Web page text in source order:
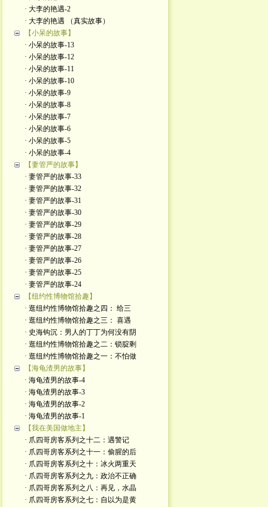
· 大李的艳遇-2
· 大李的艳遇 （真实故事）
【小呆的故事】
· 小呆的故事-13
· 小呆的故事-12
· 小呆的故事-11
· 小呆的故事-10
· 小呆的故事-9
· 小呆的故事-8
· 小呆的故事-7
· 小呆的故事-6
· 小呆的故事-5
· 小呆的故事-4
【妻管严的故事】
· 妻管严的故事-33
· 妻管严的故事-32
· 妻管严的故事-31
· 妻管严的故事-30
· 妻管严的故事-29
· 妻管严的故事-28
· 妻管严的故事-27
· 妻管严的故事-26
· 妻管严的故事-25
· 妻管严的故事-24
【纽约性博物馆拾趣】
· 逛纽约性博物馆拾趣之四： 给三
· 逛纽约性博物馆拾趣之三： 喜遇
· 史海钩沉：男人的丁丁为何没有阴
· 逛纽约性博物馆拾趣之二：锁腚剩
· 逛纽约性博物馆拾趣之一：不怕做
【海龟渣男的故事】
· 海龟渣男的故事-4
· 海龟渣男的故事-3
· 海龟渣男的故事-2
· 海龟渣男的故事-1
【我在美国做地主】
· 爪四哥房客系列之十二：遇警记
· 爪四哥房客系列之十一：偷腥的后
· 爪四哥房客系列之十：冰火两重天
· 爪四哥房客系列之九：政治不正确
· 爪四哥房客系列之八：再见，水晶
· 爪四哥房客系列之七：自以为是黄